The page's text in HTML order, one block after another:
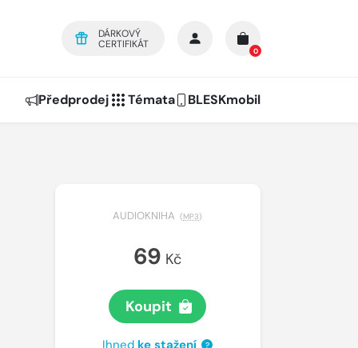
DÁRKOVÝ
CERTIFIKÁT
0
Předprodej Témata BLESKmobil
AUDIOKNIHA (MP3)
69 Kč
Koupit
Ihned ke stažení ?